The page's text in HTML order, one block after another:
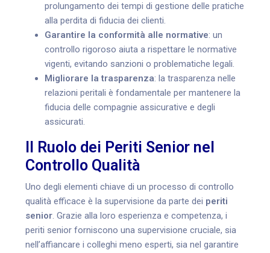
prolungamento dei tempi di gestione delle pratiche
alla perdita di fiducia dei clienti.
Garantire la conformità alle normative: un
controllo rigoroso aiuta a rispettare le normative
vigenti, evitando sanzioni o problematiche legali.
Migliorare la trasparenza: la trasparenza nelle
relazioni peritali è fondamentale per mantenere la
fiducia delle compagnie assicurative e degli
assicurati.
Il Ruolo dei Periti Senior nel
Controllo Qualità
Uno degli elementi chiave di un processo di controllo
qualità efficace è la supervisione da parte dei periti
senior. Grazie alla loro esperienza e competenza, i
periti senior forniscono una supervisione cruciale, sia
nell’affiancare i colleghi meno esperti, sia nel garantire